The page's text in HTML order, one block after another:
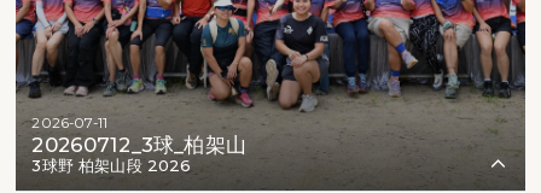
2026-07-11
20260712_3球_柏架山
3球野 柏架山段 2026